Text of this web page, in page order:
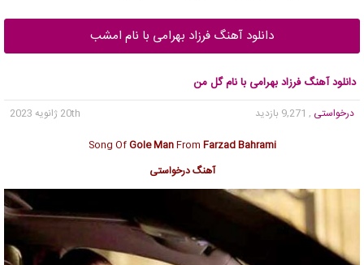
دانلود آهنگ فرزاد بهرامی با نام امشب
دانلود آهنگ فرزاد بهرامی با نام گل من
درخواستی , 9,271 بازدید
20th ژانویه 2023
Song OfGole ManFrom Farzad Bahrami
آهنگ درخواستی